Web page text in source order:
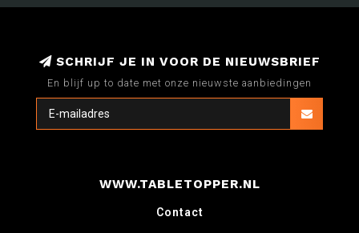
SCHRIJF JE IN VOOR DE NIEUWSBRIEF
En blijf up to date met onze nieuwste aanbiedingen
WWW.TABLETOPPER.NL
Contact